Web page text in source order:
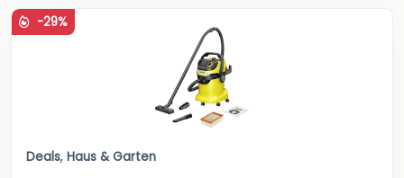
-29%
Deals, Haus & Garten